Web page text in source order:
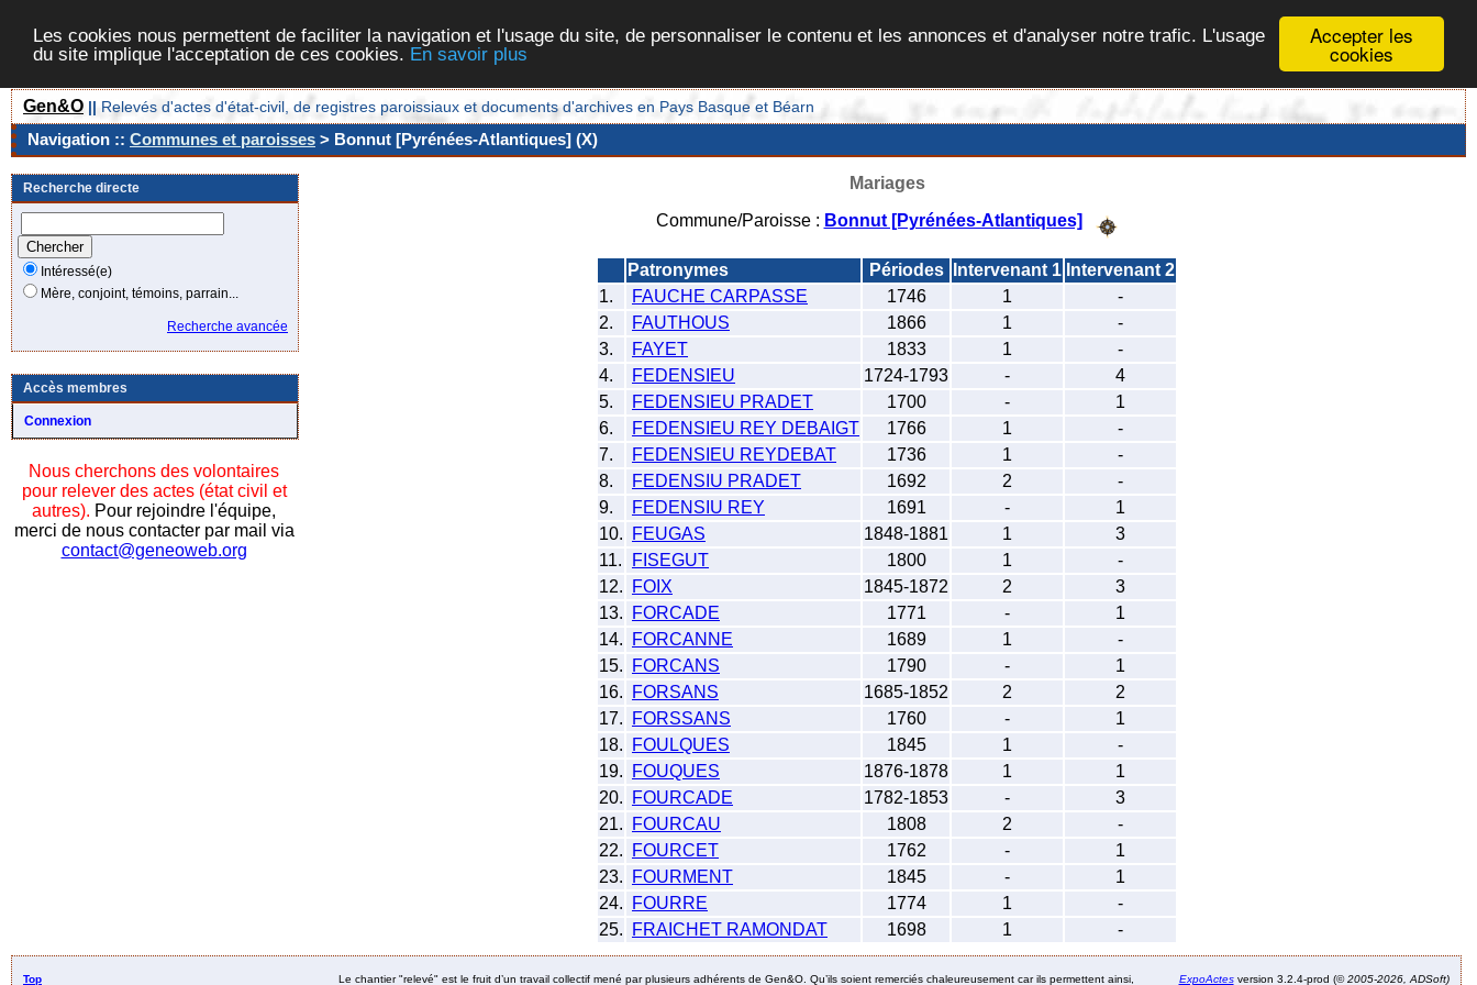
Accepter les
cookies
Les cookies nous permettent de faciliter la navigation et l'usage du site, de personnaliser le contenu et les annonces et d'analyser notre trafic. L'usage
du site implique l'acceptation de ces cookies. En savoir plus
Gen&O || Relevés d'actes d'état-civil, de registres paroissiaux et documents d'archives en Pays Basque et Béarn
Navigation :: Communes et paroisses > Bonnut [Pyrénées-Atlantiques] (X)
Recherche directe
Intéressé(e)
Mère, conjoint, témoins, parrain...
Recherche avancée
Accès membres
Connexion
Nous cherchons des volontaires
pour relever des actes (état civil et
autres). Pour rejoindre l'équipe,
merci de nous contacter par mail via
contact@geneoweb.org
Mariages
Commune/Paroisse : Bonnut [Pyrénées-Atlantiques]
Patronymes Périodes Intervenant 1 Intervenant 2
1.
FAUCHE CARPASSE 1746 1
-
2.
FAUTHOUS 1866 1
-
3.
FAYET 1833 1
-
4.
FEDENSIEU 1724-1793 -
4
5.
FEDENSIEU PRADET 1700 -
1
6.
FEDENSIEU REY DEBAIGT 1766 1
-
7.
FEDENSIEU REYDEBAT 1736 1
-
8.
FEDENSIU PRADET 1692 2
-
9.
FEDENSIU REY 1691 -
1
10.
FEUGAS 1848-1881 1
3
11.
FISEGUT 1800 1
-
12.
FOIX 1845-1872 2
3
13.
FORCADE 1771 -
1
14.
FORCANNE 1689 1
-
15.
FORCANS 1790 -
1
16.
FORSANS 1685-1852 2
2
17.
FORSSANS 1760 -
1
18.
FOULQUES 1845 1
-
19.
FOUQUES 1876-1878 1
1
20.
FOURCADE 1782-1853 -
3
21.
FOURCAU 1808 2
-
22.
FOURCET 1762 -
1
23.
FOURMENT 1845 -
1
24.
FOURRE 1774 1
-
25.
FRAICHET RAMONDAT 1698 1 -
Top
Le chantier "relevé" est le fruit d’un travail collectif mené par plusieurs adhérents de Gen&O. Qu’ils soient remerciés chaleureusement car ils permettent ainsi,
ExpoActesversion 3.2.4-prod (©2005-2026, ADSoft)